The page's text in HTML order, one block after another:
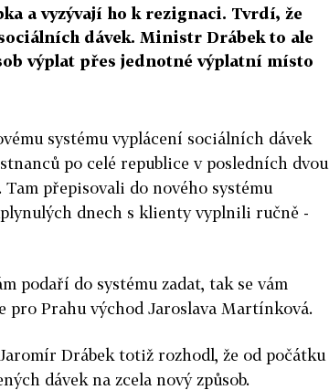
a vyzývají ho k rezignaci. Tvrdí, že
dávek. Ministr Drábek to ale
výplat přes jednotné výplatní místo
systému vyplácení sociálních dávek
po celé republice v posledních dvou
Tam přepisovali do nového systému
dnech s klienty vyplnili ručně -
podaří do systému zadat, tak se vám
pro Prahu východ Jaroslava Martínková.
Drábek totiž rozhodl, že od počátku
dávek na zcela nový způsob.